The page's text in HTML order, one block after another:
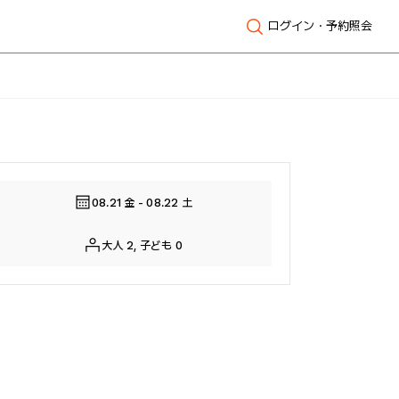
ログイン・予約照会
08.21 金 - 08.22 土
大人 2, 子ども 0